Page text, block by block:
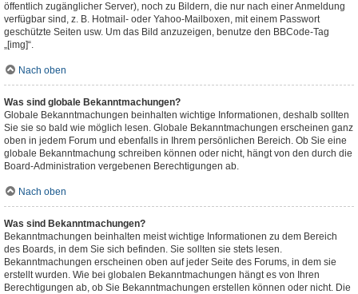
öffentlich zugänglicher Server), noch zu Bildern, die nur nach einer Anmeldung
verfügbar sind, z. B. Hotmail- oder Yahoo-Mailboxen, mit einem Passwort
geschützte Seiten usw. Um das Bild anzuzeigen, benutze den BBCode-Tag
„[img]“.
Nach oben
Was sind globale Bekanntmachungen?
Globale Bekanntmachungen beinhalten wichtige Informationen, deshalb sollten
Sie sie so bald wie möglich lesen. Globale Bekanntmachungen erscheinen ganz
oben in jedem Forum und ebenfalls in Ihrem persönlichen Bereich. Ob Sie eine
globale Bekanntmachung schreiben können oder nicht, hängt von den durch die
Board-Administration vergebenen Berechtigungen ab.
Nach oben
Was sind Bekanntmachungen?
Bekanntmachungen beinhalten meist wichtige Informationen zu dem Bereich
des Boards, in dem Sie sich befinden. Sie sollten sie stets lesen.
Bekanntmachungen erscheinen oben auf jeder Seite des Forums, in dem sie
erstellt wurden. Wie bei globalen Bekanntmachungen hängt es von Ihren
Berechtigungen ab, ob Sie Bekanntmachungen erstellen können oder nicht. Die